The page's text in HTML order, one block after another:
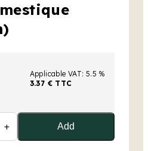
Applicable VAT: 5.5 %
3.37 € TTC
+ Add